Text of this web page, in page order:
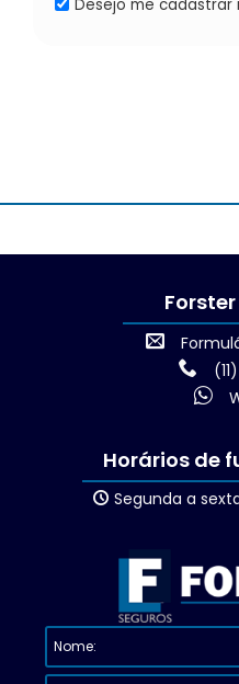
Horários de
Segunda a